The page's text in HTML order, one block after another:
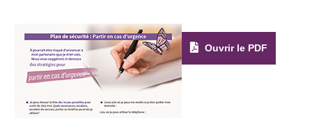
Ouvrir le PDF